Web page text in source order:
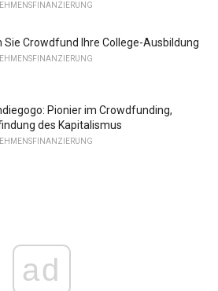
Sie Crowdfund Ihre College-Ausbildung
Pionier im Crowdfunding,
des Kapitalismus
ad